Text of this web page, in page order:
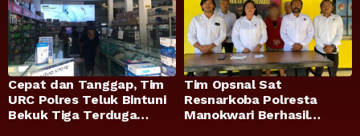
Cepat dan Tanggap, Tim
URC Polres Teluk Bintuni
Bekuk Tiga Terduga
Tim Opsnal Sat
Resnarkoba Polresta
Manokwari Berhasil